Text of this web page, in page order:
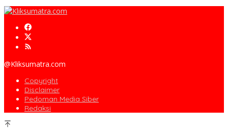
@Kliksumatra.com
Copyright
Disclaimer
Pedoman Media Siber
Redaksi